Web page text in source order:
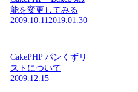
能を変更してみる
2009.10.11 2019.01.30
CakePHP パンくずリ
ストについて
2009.12.15